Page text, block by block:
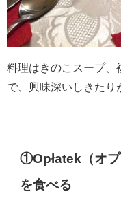
料理はきのこスープ、
で、興味深いしきたり
①Opłatek（オプ
を食べる